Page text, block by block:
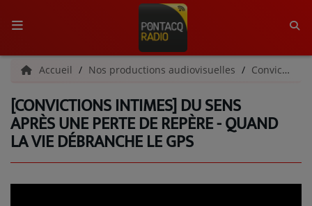
ACCUEIL
RADIO
QUI SOMMES-NOUS ?
L'ÉQUIPE
Accueil Nos productions audiovisuelles Convictions Intimes
[CONVICTIONS INTIMES] DU SENS
APRÈS UNE PERTE DE REPÈRE - QUAND
LA VIE DÉBRANCHE LE GPS